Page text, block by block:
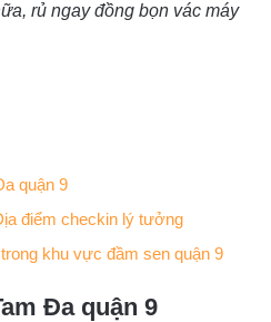
rủ ngay đồng bọn vác máy
quận 9
điểm checkin lý tưởng
khu vực đầm sen quận 9
Đa quận 9